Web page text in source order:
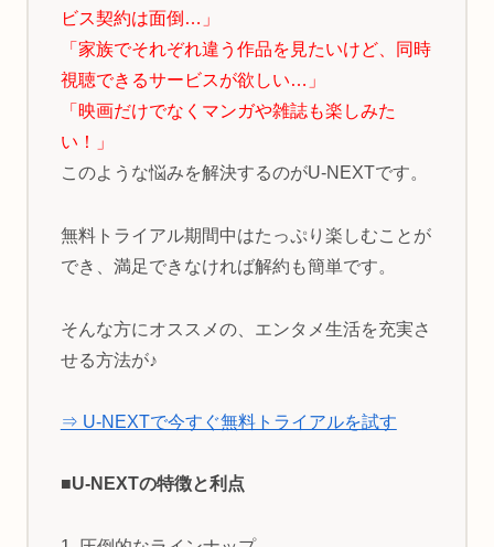
ビス契約は面倒…」
「家族でそれぞれ違う作品を見たいけど、同時
視聴できるサービスが欲しい…」
「映画だけでなくマンガや雑誌も楽しみた
い！」
このような悩みを解決するのがU-NEXTです。
無料トライアル期間中はたっぷり楽しむことが
でき、満足できなければ解約も簡単です。
そんな方にオススメの、エンタメ生活を充実さ
せる方法が♪
⇒ U-NEXTで今すぐ無料トライアルを試す
■U-NEXTの特徴と利点